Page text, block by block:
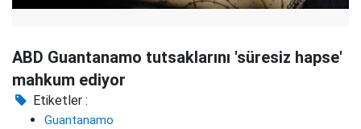
ABD Guantanamo tutsaklarını 'süresiz hapse'
mahkum ediyor
Etiketler :
Guantanamo